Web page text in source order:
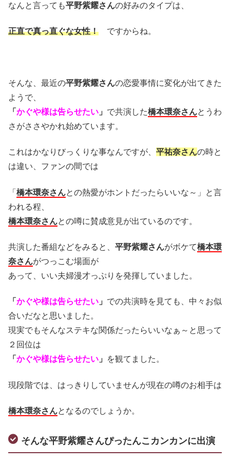
なんと言っても平野紫耀さんの好みのタイプは、
正直で真っ直ぐな女性！ ですからね。
そんな、最近の平野紫耀さんの恋愛事情に変化が出てきた
ようで、
「 かぐや様は告らせたい 」 で共演した橋本環奈さんとうわ
さがささやかれ始めています。
これはかなりびっくりな事なんですが、 平祐奈さんの時と
は違い、ファンの間では
「 橋本環奈さんとの熱愛がホントだったらいいな～」と言
われる程、
橋本環奈さんとの噂に賛成意見が出ているのです。
共演した番組などをみると、 平野紫耀さんがボケて橋本環
奈さんがつっこむ場面が
あって、いい夫婦漫才っぷりを発揮していました。
「 かぐや様は告らせたい 」 での共演時を見ても、中々お似
合いだなと思いました。
現実でもそんなステキな関係だったらいいなぁ～と思って
２回位は
「 かぐや様は告らせたい 」 を観てました。
現段階では、はっきりしていませんが現在の噂のお相手は
橋本環奈さんとなるのでしょうか。
そんな平野紫耀さんぴったんこカンカンに出演